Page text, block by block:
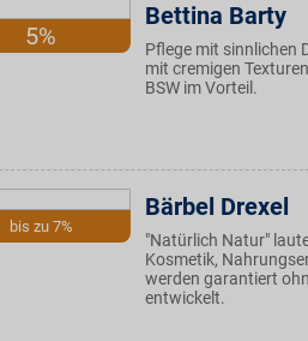
5%
Bettina Barty
Pflege mit sinnlichen
mit cremigen
BSW im Vorteil.
bis zu 7%
Bärbel Drexel
"Natürlich Natur"
Kosmetik,
werden garantiert
entwickelt.